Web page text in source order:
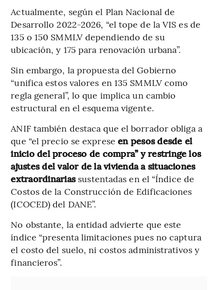
Actualmente, según el Plan Nacional de
Desarrollo 2022-2026, “el tope de la VIS es de
135 o 150 SMMLV dependiendo de su
ubicación, y 175 para renovación urbana”.
Sin embargo, la propuesta del Gobierno
“unifica estos valores en 135 SMMLV como
regla general”, lo que implica un cambio
estructural en el esquema vigente.
ANIF también destaca que el borrador obliga a
que “el precio se exprese en pesos desde el
inicio del proceso de compra” y restringe los
ajustes del valor de la vivienda a situaciones
extraordinarias sustentadas en el “Índice de
Costos de la Construcción de Edificaciones
(ICOCED) del DANE”.
No obstante, la entidad advierte que este
índice “presenta limitaciones pues no captura
el costo del suelo, ni costos administrativos y
financieros”.